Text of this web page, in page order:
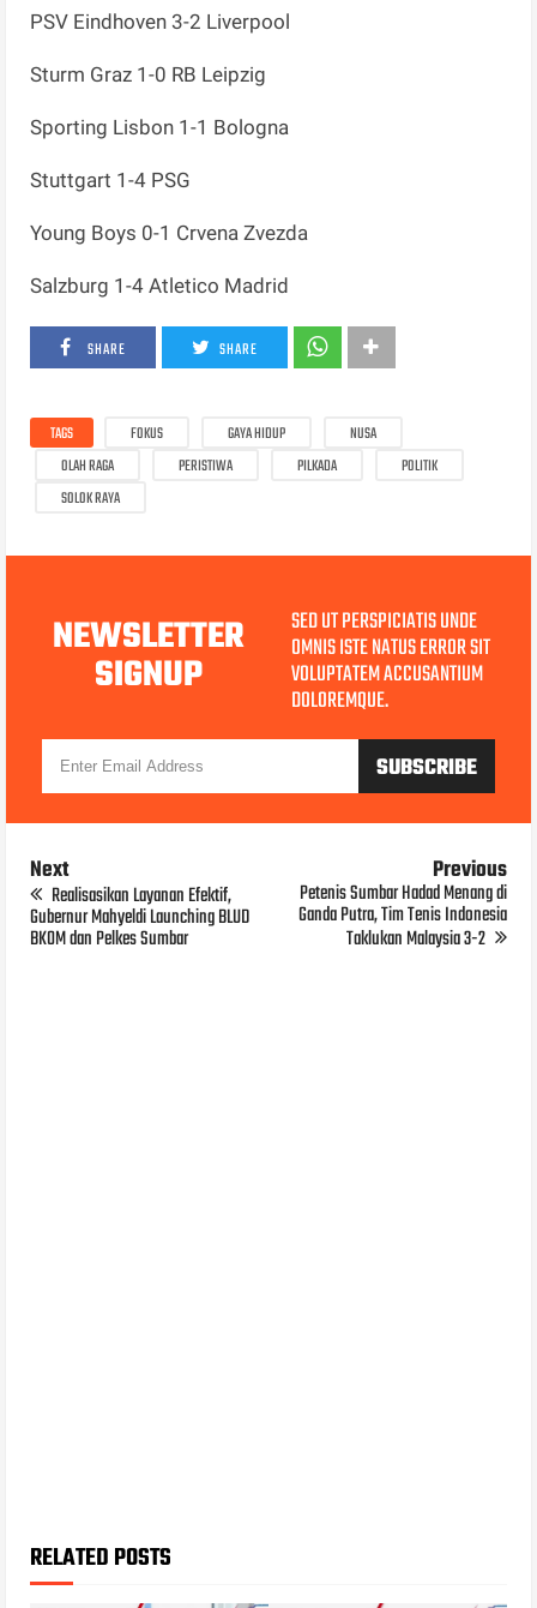
PSV Eindhoven 3-2 Liverpool
Sturm Graz 1-0 RB Leipzig
Sporting Lisbon 1-1 Bologna
Stuttgart 1-4 PSG
Young Boys 0-1 Crvena Zvezda
Salzburg 1-4 Atletico Madrid
SHARE SHARE
TAGS FOKUS GAYA HIDUP
NUSA
OLAH RAGA
PERISTIWA PILKADA
POLITIK
SOLOK RAYA
NEWSLETTER
SIGNUP
SED UT PERSPICIATIS UNDE
OMNIS ISTE NATUS ERROR SIT
VOLUPTATEM ACCUSANTIUM
DOLOREMQUE.
Next
Realisasikan Layanan Efektif,
Gubernur Mahyeldi Launching BLUD
BKOM dan Pelkes Sumbar
Previous
Petenis Sumbar Hadad Menang di
Ganda Putra, Tim Tenis Indonesia
Taklukan Malaysia 3-2
RELATED POSTS